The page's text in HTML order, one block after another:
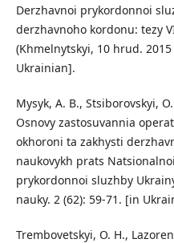
Derzhavnoi prykordonnoi
derzhavnoho kordonu: tezy
(Khmelnytskyi, 10 hrud.
Ukrainian].
Mysyk, A. B., Stsiborovskyi,
Osnovy zastosuvannia
okhoroni ta zakhysti
naukovykh prats
prykordonnoi sluzhby
nauky. 2 (62): 59-71. [in
Trembovetskyi, O. H.,